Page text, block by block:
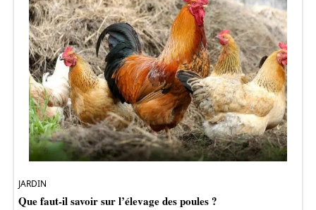
JARDIN
Que faut-il savoir sur l’élevage des poules ?